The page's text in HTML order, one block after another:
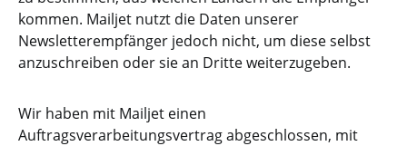
kommen. Mailjet nutzt die Daten unserer
Newsletterempfänger jedoch nicht, um diese selbst
anzuschreiben oder sie an Dritte weiterzugeben.
Wir haben mit Mailjet einen
Auftragsverarbeitungsvertrag abgeschlossen, mit